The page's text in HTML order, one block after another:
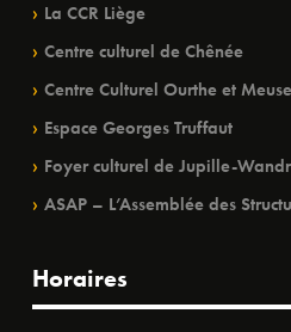
La CCR Liège
Centre culturel de Chênée
Centre Culturel Ourthe et Meuse
Espace Georges Truffaut
Foyer culturel de Jupille-
ASAP – L’Assemblée des
Horaires